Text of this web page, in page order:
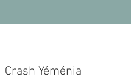
Crash Yéménia